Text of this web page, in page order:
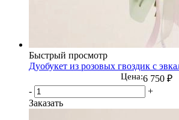
Быстрый просмотр
Дуобукет из розовых гвоздик с
Цена:6 750 ₽
-
+
Заказать